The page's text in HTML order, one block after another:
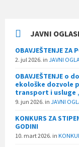
JAVNI
OBAVJEŠTENJE ZA
2. jul 2026. in JAVNI
OBAVJEŠTENJE o
ekološke dozvole
transport i usluge
9. jun 2026. in JAVNI
KONKURS ZA
GODINI
10. mart 2026. in